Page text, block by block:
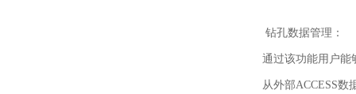
钻孔数据管理：
通过该功能用户能
从外部ACCESS数